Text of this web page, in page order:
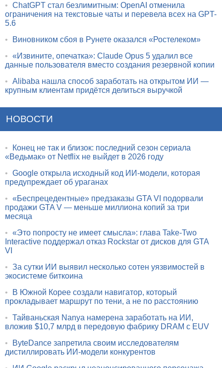
• ChatGPT стал безлимитным: OpenAI отменила
ограничения на текстовые чаты и перевела всех на GPT-
5.6
•
Виновником сбоя в Рунете оказался «Ростелеком»
• «Извините, опечатка»: Claude Opus 5 удалил все
данные пользователя вместо создания резервной копии
• Alibaba нашла способ заработать на открытом ИИ —
крупным клиентам придётся делиться выручкой
НОВОСТИ
•
Конец не так и близок: последний сезон сериала
«Ведьмак» от Netflix не выйдет в 2026 году
• Google открыла исходный код ИИ-модели, которая
предупреждает об ураганах
• «Беспрецедентные» предзаказы GTA VI подорвали
продажи GTA V — меньше миллиона копий за три
месяца
• «Это попросту не имеет смысла»: глава Take-Two
Interactive поддержал отказ Rockstar от дисков для GTA
VI
• За сутки ИИ выявил несколько сотен уязвимостей в
экосистеме биткоина
•
В Южной Корее создали навигатор, который
прокладывает маршрут по тени, а не по расстоянию
• Тайваньская Nanya намерена заработать на ИИ,
вложив $10,7 млрд в передовую фабрику DRAM с EUV
•
ByteDance запретила своим исследователям
дистиллировать ИИ-модели конкурентов